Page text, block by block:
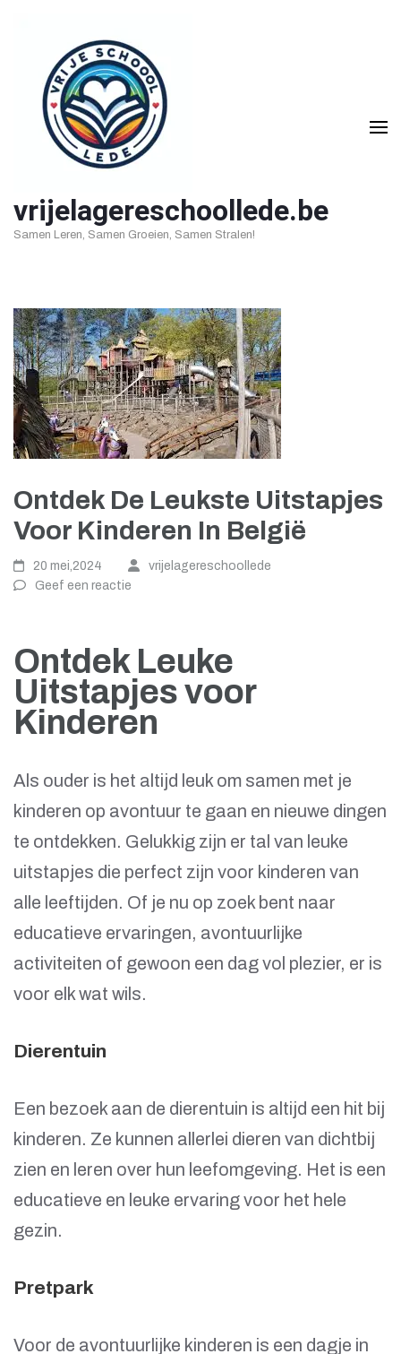
inhoud
vrijelagereschoollede.be
Samen Leren, Samen Groeien, Samen Stralen!
Ontdek De Leukste Uitstapjes
Voor Kinderen In België
20 mei,2024
vrijelagereschoollede
Geef een reactie
Ontdek Leuke
Uitstapjes voor
Kinderen
Als ouder is het altijd leuk om samen met je
kinderen op avontuur te gaan en nieuwe dingen
te ontdekken. Gelukkig zijn er tal van leuke
uitstapjes die perfect zijn voor kinderen van
alle leeftijden. Of je nu op zoek bent naar
educatieve ervaringen, avontuurlijke
activiteiten of gewoon een dag vol plezier, er is
voor elk wat wils.
Dierentuin
Een bezoek aan de dierentuin is altijd een hit bij
kinderen. Ze kunnen allerlei dieren van dichtbij
zien en leren over hun leefomgeving. Het is een
educatieve en leuke ervaring voor het hele
gezin.
Pretpark
Voor de avontuurlijke kinderen is een dagje in